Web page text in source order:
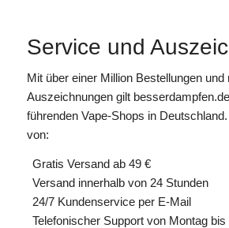
Service und
Mit über einer Million Bestellungen und
Auszeichnungen gilt
führenden Vape-Shops in
von:
Gratis Versand ab 49 €
Versand innerhalb von 24 Stunden
24/7 Kundenservice per E-Mail
Telefonischer Support von Montag